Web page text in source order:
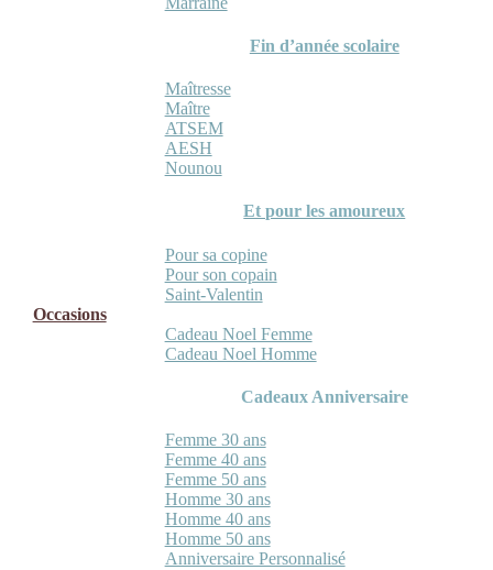
Fin d’année scolaire
Maîtresse
Maître
ATSEM
AESH
Nounou
Et pour les amoureux
Pour sa copine
Pour son copain
Saint-Valentin
Occasions
Cadeau Noel Femme
Cadeau Noel Homme
Cadeaux Anniversaire
Femme 30 ans
Femme 40 ans
Femme 50 ans
Homme 30 ans
Homme 40 ans
Homme 50 ans
Anniversaire Personnalisé